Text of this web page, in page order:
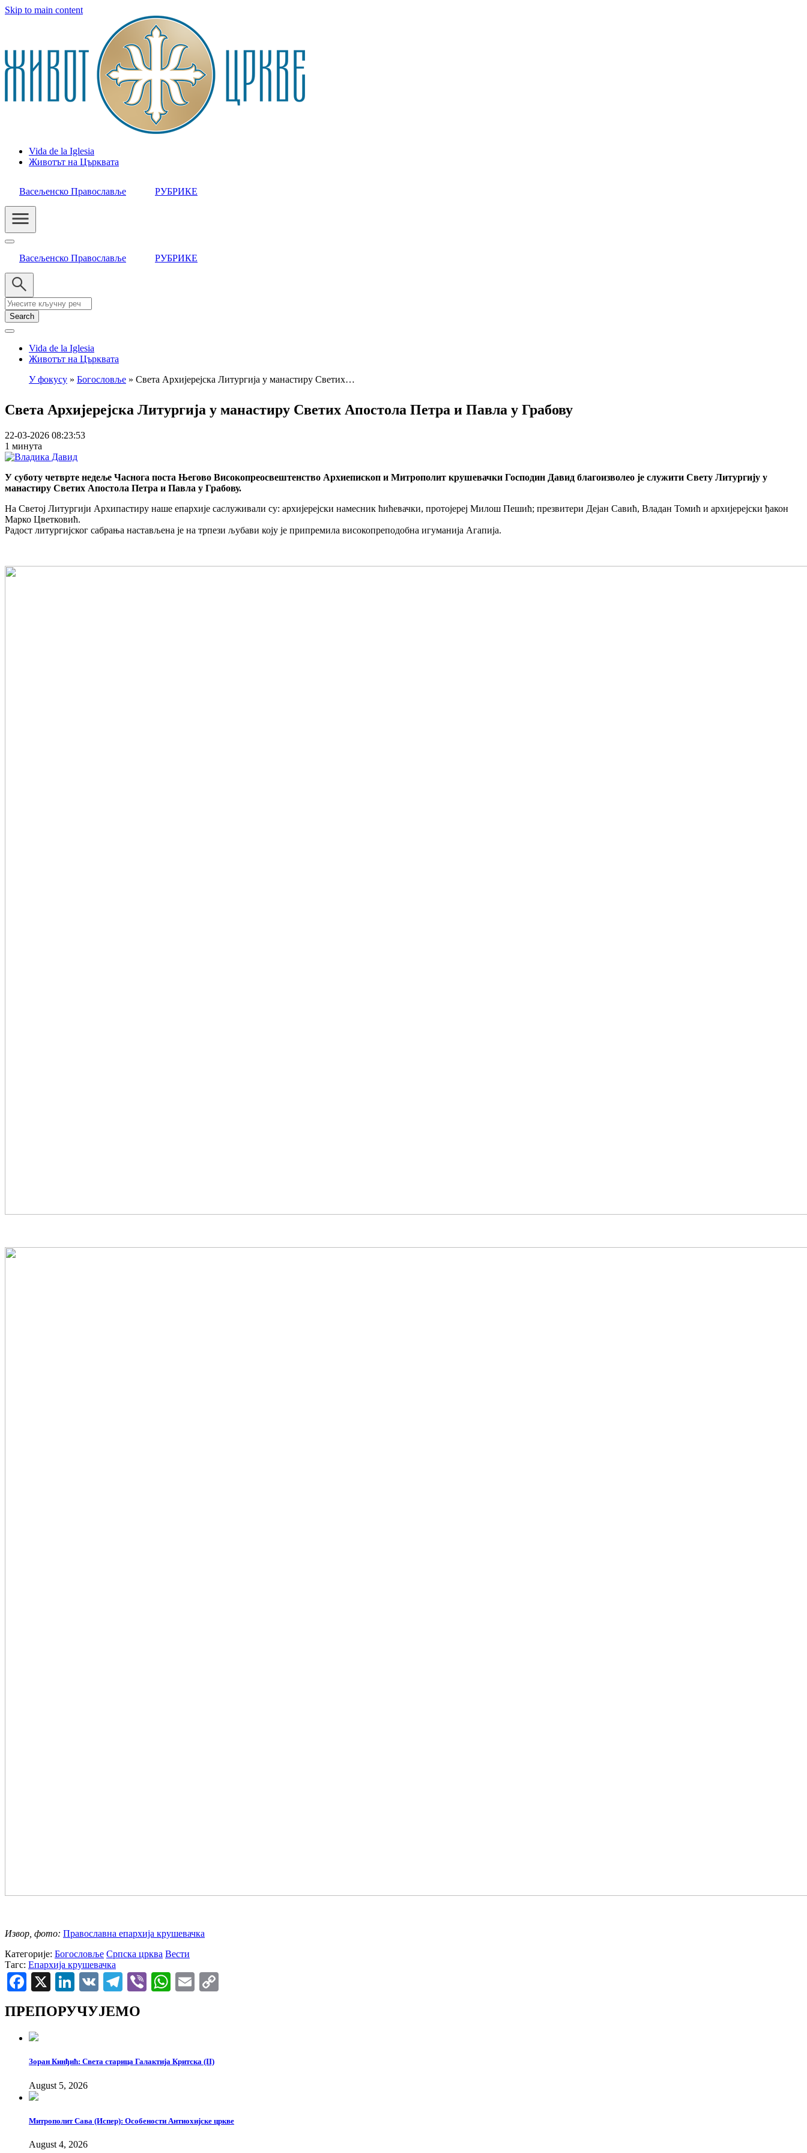
Skip to main content
Header
Menu
Vida de la Iglesia
Животът на Църквата
Васељенско Православље РУБРИКЕ
Васељенско Православље РУБРИКЕ
Search
Vida de la Iglesia
Животът на Църквата
У фокусу Богословље Света Архијерејска Литургија у манастиру Светих…
Света Архијерејска Литургија у манастиру Светих Апостола Петра и Павла у Грабову
22-03-2026 08:23:53
1 минута
У суботу четврте недеље Часнога поста Његово Високопреосвештенство Архиепископ и Митрополит крушевачки Господин Давид благоизволео је служити Свету Литургију у
манастиру Светих Апостола Петра и Павла у Грабову.
На Светој Литургији Архипастиру наше епархије саслуживали су: архијерејски намесник ћићевачки, протојереј Милош Пешић; презвитери Дејан Савић, Владан Томић и архијерејски ђакон
Марко Цветковић.
Радост литургијског сабрања настављена је на трпези љубави коју је припремила високопреподобна игуманија Агапија.
Извор, фото: Православна епархија крушевачка
Категорије: Богословље Српска црква Вести
Тагс: Епархија крушевачка
Facebook
X LinkedIn
VK Telegram
ViberWhatsApp
Email
ПРЕПОРУЧУЈЕМО
Зоран Кинђић: Света старица Галактија Критска (II)
August 5, 2026
Митрополит Сава (Испер): Особености Антиохијске цркве
August 4, 2026